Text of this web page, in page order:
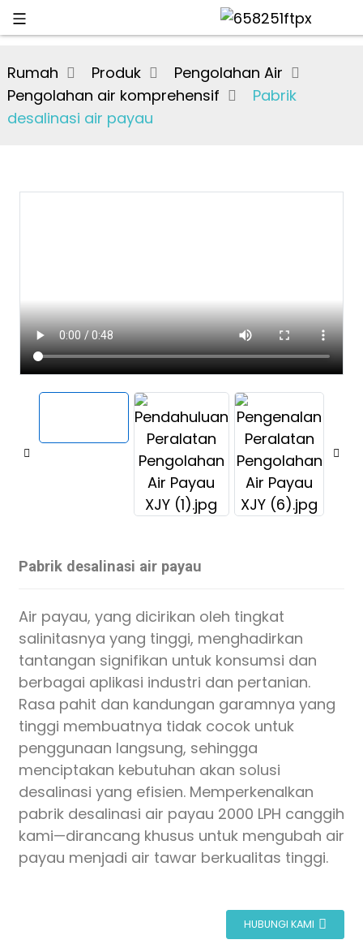
Rumah Produk
Pengolahan Air
Pengolahan air komprehensif
Pabrik
desalinasi air payau
Pabrik desalinasi air payau
Air payau, yang dicirikan oleh tingkat
salinitasnya yang tinggi, menghadirkan
tantangan signifikan untuk konsumsi dan
berbagai aplikasi industri dan pertanian.
Rasa pahit dan kandungan garamnya yang
tinggi membuatnya tidak cocok untuk
penggunaan langsung, sehingga
menciptakan kebutuhan akan solusi
desalinasi yang efisien. Memperkenalkan
pabrik desalinasi air payau 2000 LPH canggih
kami—dirancang khusus untuk mengubah air
payau menjadi air tawar berkualitas tinggi.
HUBUNGI KAMI